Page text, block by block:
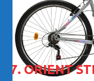
07. ORIENT